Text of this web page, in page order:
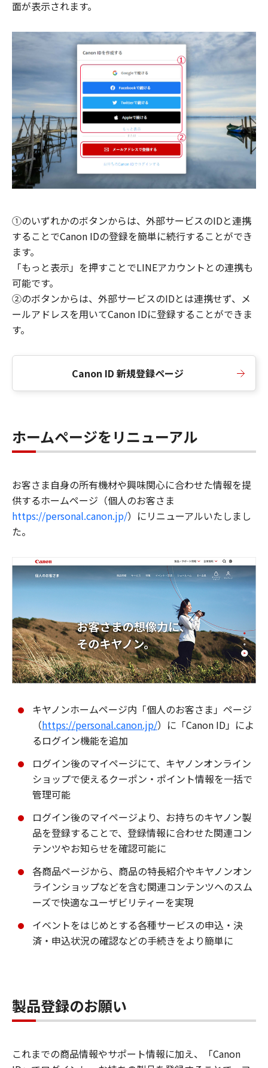
面が表示されます。
①のいずれかのボタンからは、外部サービスのIDと連携
することでCanon IDの登録を簡単に続行することができ
ます。
「もっと表示」を押すことでLINEアカウントとの連携も
可能です。
②のボタンからは、外部サービスのIDとは連携せず、メ
ールアドレスを用いてCanon IDに登録することができま
す。
Canon ID 新規登録ページ
ホームページをリニューアル
お客さま自身の所有機材や興味関心に合わせた情報を提
供するホームページ（個人のお客さま
https://personal.canon.jp/）にリニューアルいたしまし
た。
キヤノンホームページ内「個人のお客さま」ページ
（https://personal.canon.jp/）に「Canon ID」によ
るログイン機能を追加
ログイン後のマイページにて、キヤノンオンライン
ショップで使えるクーポン・ポイント情報を一括で
管理可能
ログイン後のマイページより、お持ちのキヤノン製
品を登録することで、登録情報に合わせた関連コン
テンツやお知らせを確認可能に
各商品ページから、商品の特長紹介やキヤノンオン
ラインショップなどを含む関連コンテンツへのスム
ーズで快適なユーザビリティーを実現
イベントをはじめとする各種サービスの申込・決
済・申込状況の確認などの手続きをより簡単に
製品登録のお願い
これまでの商品情報やサポート情報に加え、「Canon